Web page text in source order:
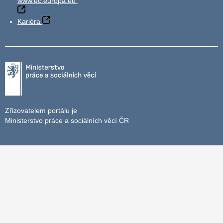
Kariéra
Zřizovatelem portálu je
Ministerstvo práce a sociálních věcí ČR